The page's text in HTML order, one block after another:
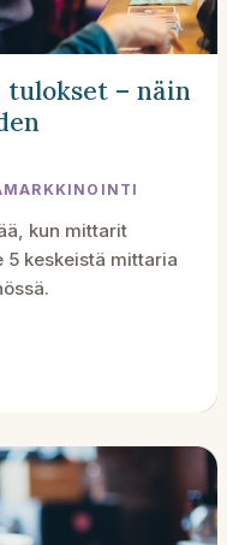
– näin
kun mittarit
5 keskeistä mittaria